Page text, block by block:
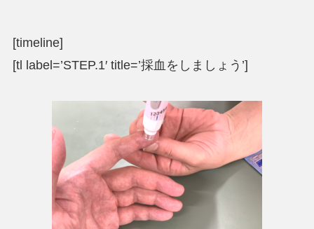
[timeline]
[tl label=’STEP.1′ title=’採血をしましょう’]